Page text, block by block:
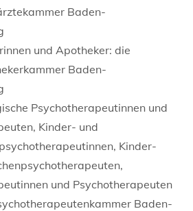
Baden-
und Apotheker: die
Baden-
Psychotherapeutinnen und
Kinder- und
Kinder-
und Psychotherapeuten
Baden-